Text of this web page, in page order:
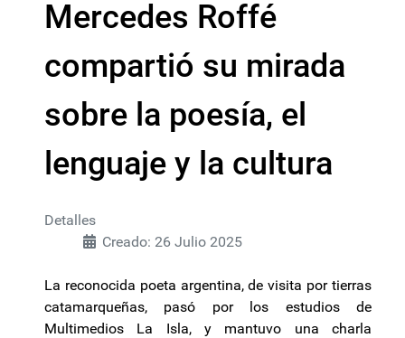
Mercedes Roffé
compartió su mirada
sobre la poesía, el
lenguaje y la cultura
Detalles
Creado: 26 Julio 2025
La reconocida poeta argentina, de visita por tierras
catamarqueñas, pasó por los estudios de
Multimedios La Isla, y mantuvo una charla